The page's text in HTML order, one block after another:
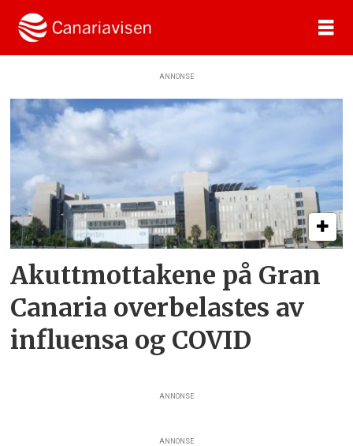
Tag:
insular
ANNONSE
Akuttmottakene på Gran
Canaria overbelastes av
influensa og COVID
ANNONSE
ANNONSE